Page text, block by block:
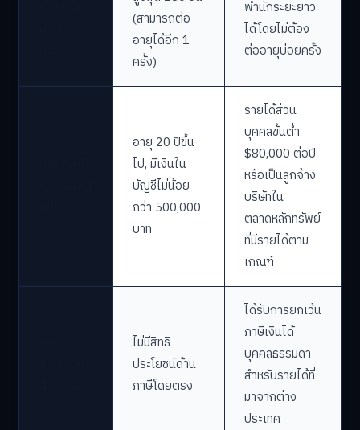
(สามารถต่อ
อายุได้อีก 1
ครั้ง)
พำนักระยะยาว
ได้โดยไม่ต้อง
ต่ออายุบ่อยครั้ง
อายุ 20 ปีขึ้น
ไป, มีเงินใน
บัญชีไม่น้อย
กว่า 500,000
บาท
รายได้ส่วน
บุคคลขั้นต่ำ
$80,000 ต่อปี
หรือเป็นลูกจ้าง
บริษัทใน
ตลาดหลักทรัพย์
ที่มีรายได้ตาม
เกณฑ์
ไม่มีสิทธิ
ประโยชน์ด้าน
ภาษีโดยตรง
ได้รับการยกเว้น
ภาษีเงินได้
บุคคลธรรมดา
สำหรับรายได้ที่
มาจากต่าง
ประเทศ